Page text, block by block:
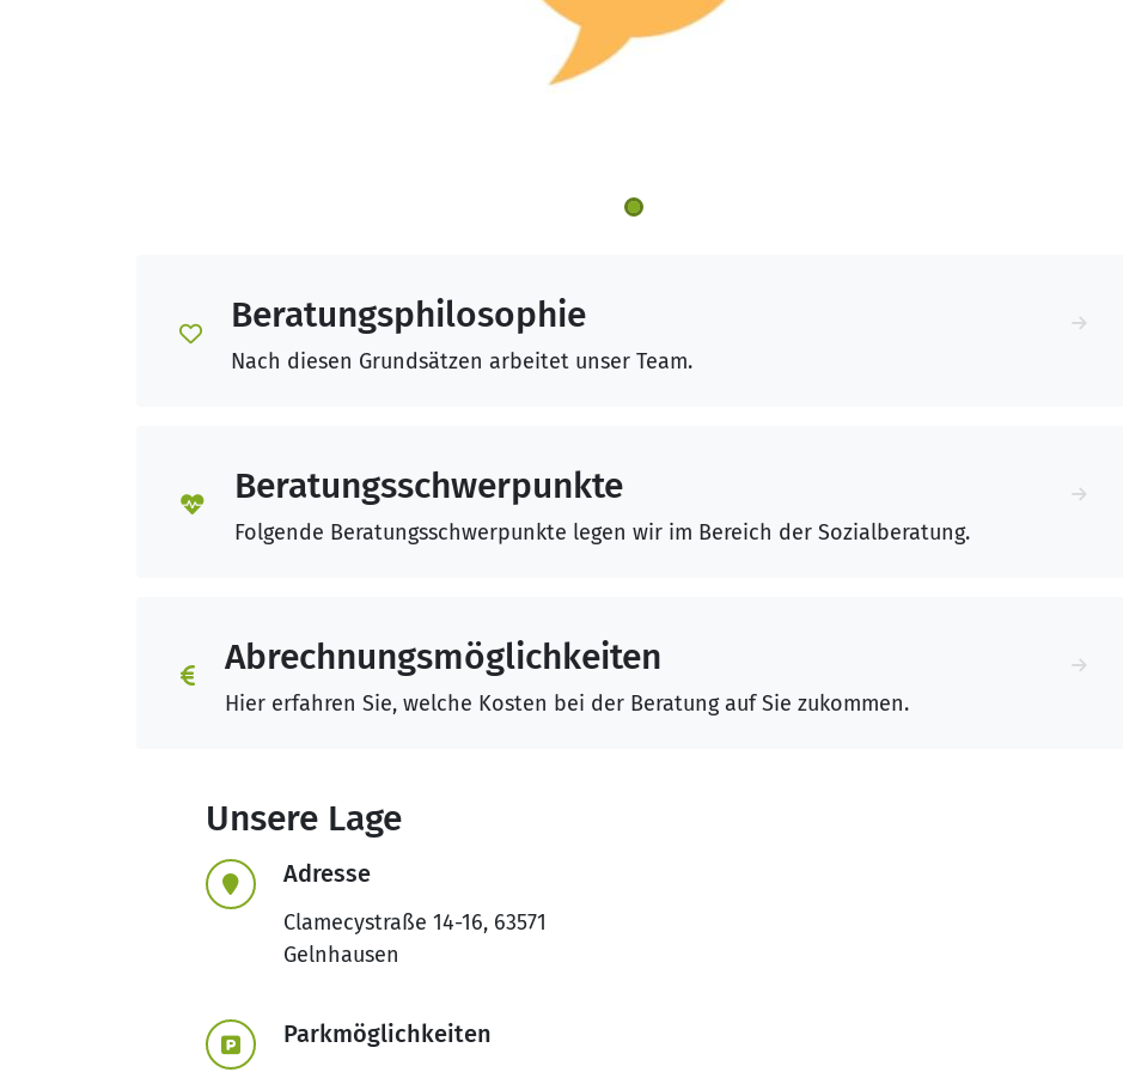
Beratungsphilosophie
Nach diesen Grundsätzen arbeitet unser Team.
Beratungsschwerpunkte
Folgende Beratungsschwerpunkte legen wir im Bereich der Sozialberatung.
Abrechnungsmöglichkeiten
Hier erfahren Sie, welche Kosten bei der Beratung auf Sie zukommen.
Unsere Lage
Adresse
Clamecystraße 14-16, 63571
Gelnhausen
Parkmöglichkeiten